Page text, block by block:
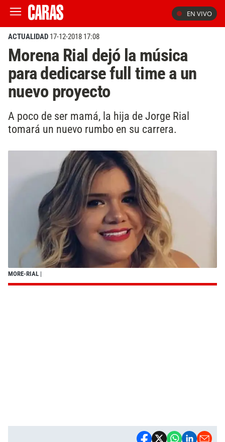
EN VIVO
ACTUALIDAD 17-12-2018 17:08
Morena Rial dejó la música
para dedicarse full time a un
nuevo proyecto
A poco de ser mamá, la hija de Jorge Rial
tomará un nuevo rumbo en su carrera.
MORE-RIAL |